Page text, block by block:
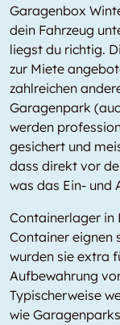
Garagenbox
dein Fahrzeug
liegst du richtig.
zur Miete
zahlreichen
Garagenpark
werden
gesichert und
dass direkt vor
was das Ein- und
Containerlager in
Container eignen
wurden sie extra
Aufbewahrung
Typischerweise
wie